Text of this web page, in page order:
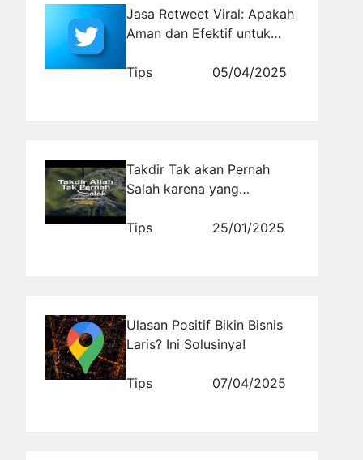
Jasa Retweet Viral: Apakah
Aman dan Efektif untuk
Tips
05/04/2025
Takdir Tak akan Pernah
Salah karena yang
Haqq
Tips 25/01/2025
Ulasan Positif Bikin Bisnis
Laris? Ini Solusinya!
Tips 07/04/2025